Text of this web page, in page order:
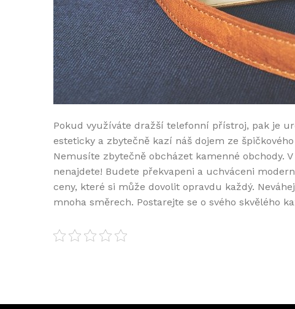
Pokud využíváte dražší telefonní přístroj, pak je
esteticky a zbytečně kazí náš dojem ze
Nemusíte zbytečně obcházet kamenné obchody.
nenajdete! Budete překvapeni a uchváceni
ceny, které si může dovolit opravdu každý.
mnoha směrech. Postarejte se o svého skvělého